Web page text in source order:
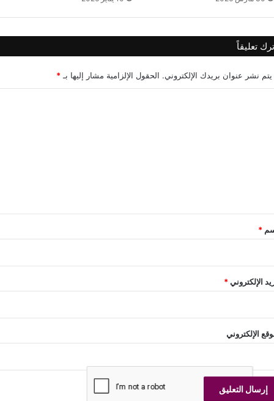
تعليقاً
نشر عنوان بريدك الإلكتروني. الحقول الإلزامية مشار إليها بـ *
*
الإلكتروني*
الإلكتروني